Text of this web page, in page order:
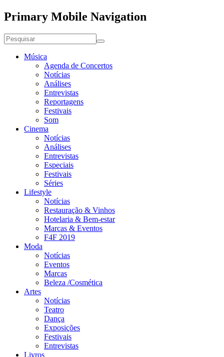
Primary Mobile Navigation
Música
Agenda de Concertos
Notícias
Análises
Entrevistas
Reportagens
Festivais
Som
Cinema
Notícias
Análises
Entrevistas
Especiais
Festivais
Séries
Lifestyle
Notícias
Restauração & Vinhos
Hotelaria & Bem-estar
Marcas & Eventos
F4F 2019
Moda
Notícias
Eventos
Marcas
Beleza /Cosmética
Artes
Notícias
Teatro
Dança
Exposições
Festivais
Entrevistas
Livros